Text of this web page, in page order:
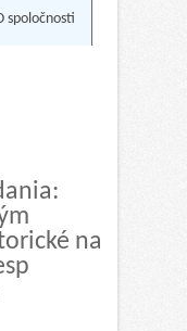
spoločnosti
na